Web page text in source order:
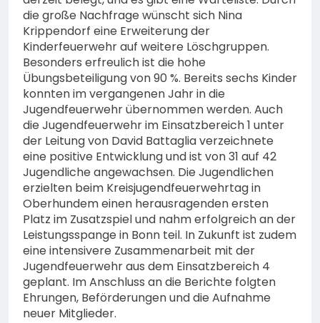
die große Nachfrage wünscht sich Nina
Krippendorf eine Erweiterung der
Kinderfeuerwehr auf weitere Löschgruppen.
Besonders erfreulich ist die hohe
Übungsbeteiligung von 90 %. Bereits sechs Kinder
konnten im vergangenen Jahr in die
Jugendfeuerwehr übernommen werden. Auch
die Jugendfeuerwehr im Einsatzbereich 1 unter
der Leitung von David Battaglia verzeichnete
eine positive Entwicklung und ist von 31 auf 42
Jugendliche angewachsen. Die Jugendlichen
erzielten beim Kreisjugendfeuerwehrtag in
Oberhundem einen herausragenden ersten
Platz im Zusatzspiel und nahm erfolgreich an der
Leistungsspange in Bonn teil. In Zukunft ist zudem
eine intensivere Zusammenarbeit mit der
Jugendfeuerwehr aus dem Einsatzbereich 4
geplant. Im Anschluss an die Berichte folgten
Ehrungen, Beförderungen und die Aufnahme
neuer Mitglieder.